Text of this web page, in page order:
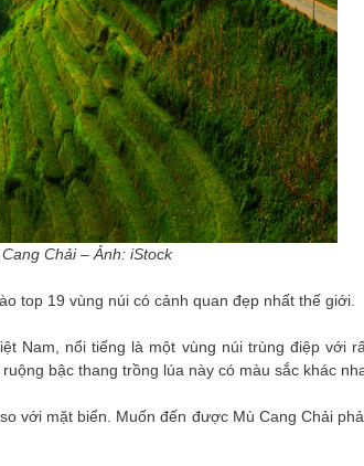
Chải – Ảnh: iStock
top 19 vùng núi có cảnh quan đẹp nhất thế giới.
Nam, nổi tiếng là một vùng núi trùng điệp với
bậc thang trồng lúa này có màu sắc khác
với mặt biển. Muốn đến được Mù Cang Chải